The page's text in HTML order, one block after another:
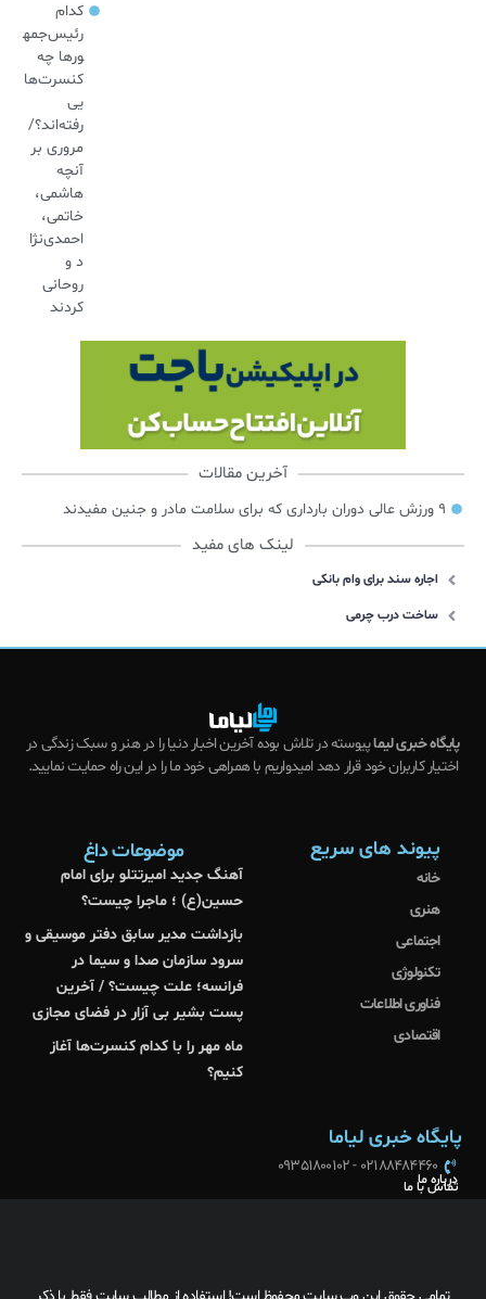
کدام
رئیس‌جمه
ورها چه
کنسرت‌ها
یی
رفته‌اند؟/
مروری بر
آنچه
هاشمی،
خاتمی،
احمدی‌نژا
د و
روحانی
کردند
آخرین مقالات
۹ ورزش عالی دوران بارداری که برای سلامت مادر و جنین مفیدند
لینک های مفید
اجاره سند برای وام بانکی
ساخت درب چرمی
پایگاه خبری لیماپیوسته در تلاش بوده آخرین اخبار دنیا را در هنر و سبک زندگی در
اختیار کاربران خود قرار دهد امیدواریم با همراهی خود ما را در این راه حمایت نمایید.
پیوند های سریع
خانه
هنری
اجتماعی
تکنولوژی
فناوری اطلاعات
اقتصادی
موضوعات داغ
آهنگ جدید امیرتتلو برای امام
حسین(ع) ؛ ماجرا چیست؟
بازداشت مدیر سابق دفتر موسیقی و
سرود سازمان صدا و سیما در
فرانسه؛‌ علت چیست؟ / آخرین
پست بشیر بی آزار در فضای مجازی
ماه مهر را با کدام کنسرت‌ها آغاز
کنیم؟
پایگاه خبری لیاما
02188484460 - 09351800102
درباره ما
تماس با ما